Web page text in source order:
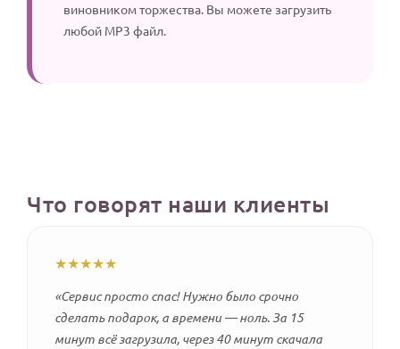
виновником торжества. Вы можете загрузить
любой MP3 файл.
Что говорят наши клиенты
★★★★★
«Сервис просто спас! Нужно было срочно
сделать подарок, а времени — ноль. За 15
минут всё загрузила, через 40 минут скачала